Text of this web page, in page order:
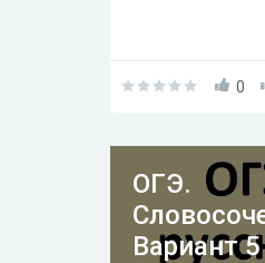
0
ОГЭ.
Вариант 5